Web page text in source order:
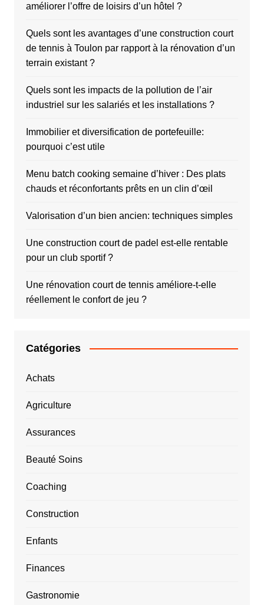
améliorer l’offre de loisirs d’un hôtel ?
Quels sont les avantages d’une construction court
de tennis à Toulon par rapport à la rénovation d’un
terrain existant ?
Quels sont les impacts de la pollution de l’air
industriel sur les salariés et les installations ?
Immobilier et diversification de portefeuille:
pourquoi c’est utile
Menu batch cooking semaine d’hiver : Des plats
chauds et réconfortants prêts en un clin d’œil
Valorisation d’un bien ancien: techniques simples
Une construction court de padel est-elle rentable
pour un club sportif ?
Une rénovation court de tennis améliore-t-elle
réellement le confort de jeu ?
Catégories
Achats
Agriculture
Assurances
Beauté Soins
Coaching
Construction
Enfants
Finances
Gastronomie